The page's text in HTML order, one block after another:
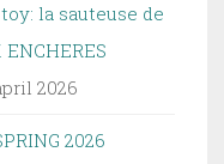
la sauteuse de
2026
2026